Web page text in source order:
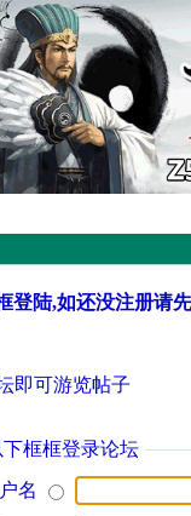
登陆,如还没注册请
即可游览帖子
框框登录论坛
名